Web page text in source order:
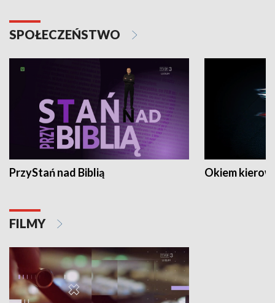
SPOŁECZEŃSTWO
PrzyStań nad Biblią Okiem
FILMY